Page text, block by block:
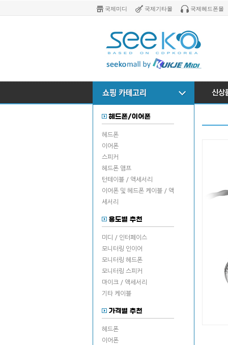
국제미디 국제기타몰 국제헤드폰몰
헤드폰
이어폰
스피커
헤드폰 앰프
턴테이블 / 액세서리
이어폰 및 헤드폰 케이블 / 액
세서리
미디 / 인터페이스
모니터링 인이어
모니터링 헤드폰
모니터링 스피커
마이크 / 액세서리
기타 케이블
헤드폰
이어폰